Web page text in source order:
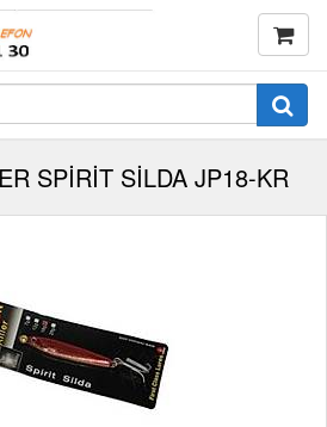
SPİRİT SİLDA JP18-KR